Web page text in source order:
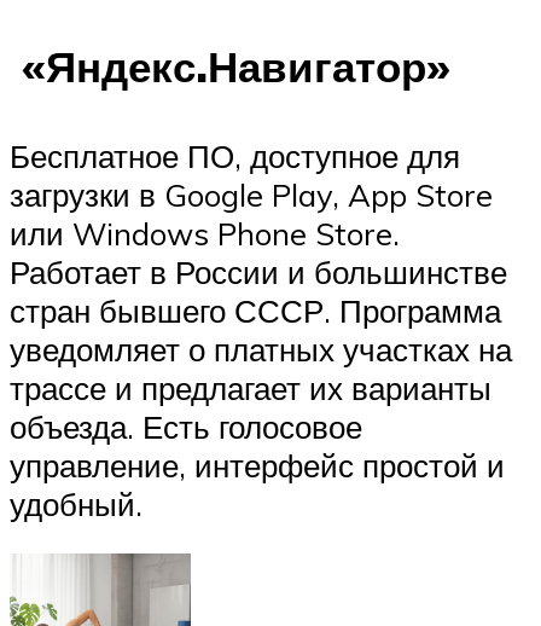
«Яндекс.Навигатор»
Бесплатное ПО, доступное для
загрузки в Google Play, App Store
или Windows Phone Store.
Работает в России и большинстве
стран бывшего СССР. Программа
уведомляет о платных участках на
трассе и предлагает их варианты
объезда. Есть голосовое
управление, интерфейс простой и
удобный.